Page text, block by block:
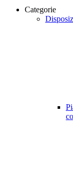
Categorie